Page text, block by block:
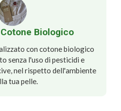
Biologico
con cotone biologico
senza l'uso di pesticidi e
nel rispetto dell'ambiente
tua pelle.